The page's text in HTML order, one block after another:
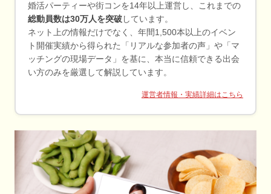
婚活パーティーや街コンを14年以上運営し、これまでの
総動員数は30万人を突破 しています。
ネット上の情報だけでなく、年間1,500本以上のイベン
ト開催実績から得られた「リアルな参加者の声」や「マ
ッチングの現場データ」を基に、本当に信頼できる出会
い方のみを厳選して解説しています。
運営者情報・実績詳細はこちら